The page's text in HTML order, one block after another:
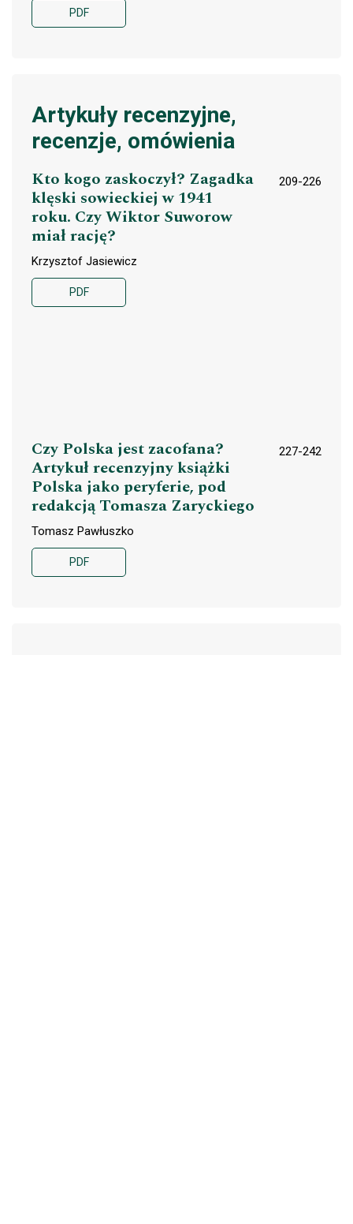
PDF
Artykuły recenzyjne,
recenzje, omówienia
Kto kogo zaskoczył? Zagadka
klęski sowieckiej w 1941
roku. Czy Wiktor Suworow
miał rację?
209-226
Krzysztof Jasiewicz
PDF
Czy Polska jest zacofana?
Artykuł recenzyjny książki
Polska jako peryferie, pod
redakcją Tomasza Zaryckiego
227-242
Tomasz Pawłuszko
PDF